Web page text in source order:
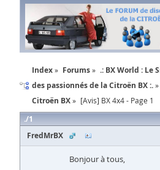
Index Forums
.: BX World : Le
des passionnés de la Citroën BX :.
Citroën BX
[Avis] BX 4x4 - Page 1
1
FredMrBX
Bonjour à tous,